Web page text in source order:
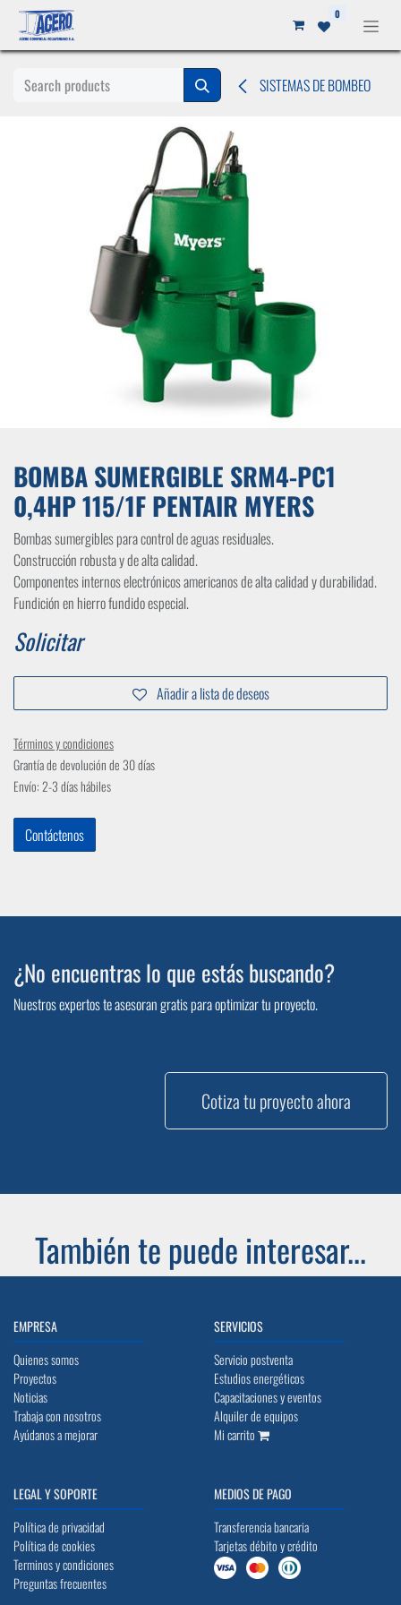
Ir al contenido 0
SISTEMAS DE BOMBEO
BOMBA SUMERGIBLE SRM4-PC1
0,4HP 115/1F PENTAIR MYERS
Bombas sumergibles para control de aguas residuales.
Construcción robusta y de alta calidad.
Componentes internos electrónicos americanos de alta calidad y durabilidad.
Fundición en hierro fundido especial.
Solicitar
Añadir a lista de deseos
Términos y condiciones
Grantía de devolución de 30 días
Envío: 2-3 días hábiles
Contáctenos
¿No encuentras lo que estás buscando?
Nuestros expertos te asesoran gratis para optimizar tu proyecto.
Cotiza tu proyecto ahora
También te puede interesar...
EMPRESA
Quienes somos
Proyectos
Noticias
Trabaja con nosotros
Ayúdanos a mejorar
SERVICIOS
Servicio postventa
Estudios energéticos
Capacitaciones y eventos
Alquiler de equipos
Mi carrito
LEGAL Y SOPORTE
Política de privacidad
Política de cookies
Terminos y condiciones
Preguntas frecuentes
MEDIOS DE PAGO
Transferencia bancaria
Tarjetas débito y crédito